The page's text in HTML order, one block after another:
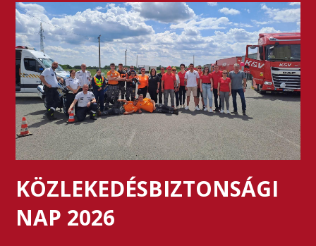
KÖZLEKEDÉSBIZTONSÁGI
NAP 2026